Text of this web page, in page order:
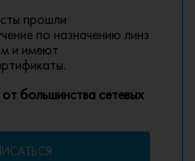
прошли
по назначению линз
и имеют
большинства сетевых